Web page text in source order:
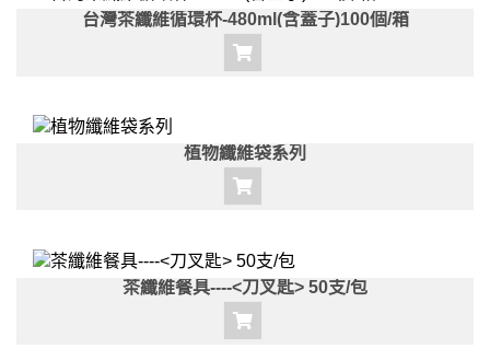
台灣茶纖維循環杯-480ml(含蓋子)100個/箱
植物纖維袋系列
茶纖維餐具----<刀叉匙> 50支/包